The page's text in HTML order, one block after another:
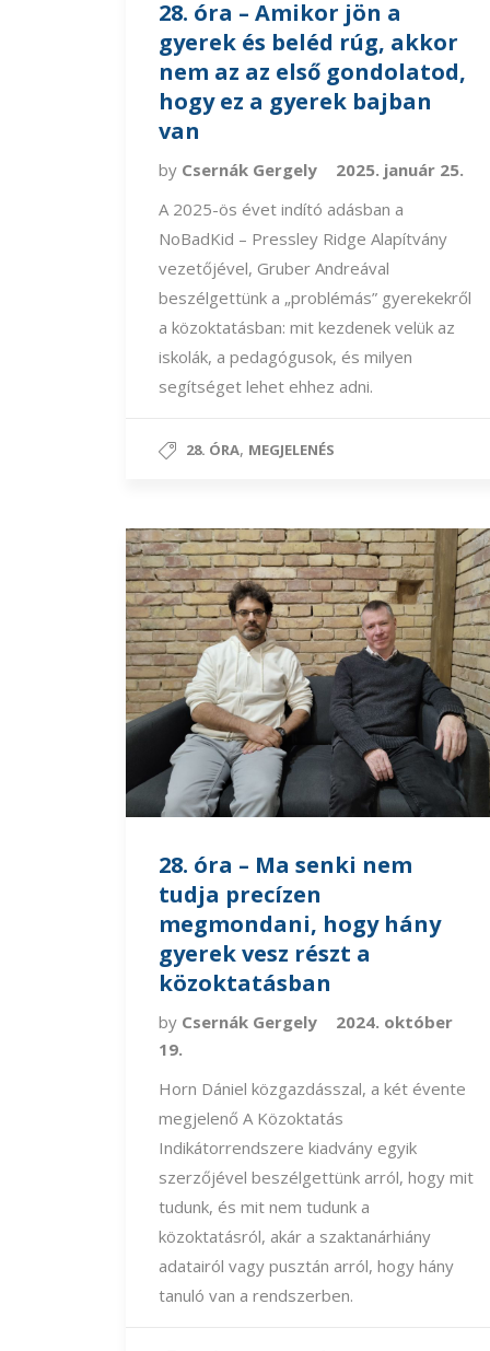
28. óra – Amikor jön a
gyerek és beléd rúg, akkor
nem az az első gondolatod,
hogy ez a gyerek bajban
van
by Csernák Gergely
2025. január 25.
A 2025-ös évet indító adásban a
NoBadKid – Pressley Ridge Alapítvány
vezetőjével, Gruber Andreával
beszélgettünk a „problémás” gyerekekről
a közoktatásban: mit kezdenek velük az
iskolák, a pedagógusok, és milyen
segítséget lehet ehhez adni.
28. ÓRA, MEGJELENÉS
28. óra – Ma senki nem
tudja precízen
megmondani, hogy hány
gyerek vesz részt a
közoktatásban
by Csernák Gergely
2024. október
19.
Horn Dániel közgazdásszal, a két évente
megjelenő A Közoktatás
Indikátorrendszere kiadvány egyik
szerzőjével beszélgettünk arról, hogy mit
tudunk, és mit nem tudunk a
közoktatásról, akár a szaktanárhiány
adatairól vagy pusztán arról, hogy hány
tanuló van a rendszerben.